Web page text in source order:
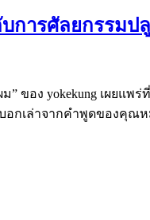
การศัลยกรรมป
อง yokekung เผยแพร่
อกเล่าจากคำพูดของคุ